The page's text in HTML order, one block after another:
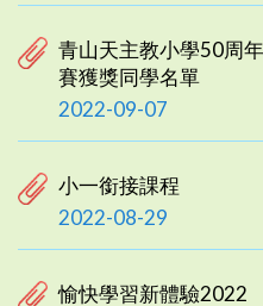
青山天主教小學50周
賽獲獎同學名單
2022-09-07
小一銜接課程
2022-08-29
愉快學習新體驗2022